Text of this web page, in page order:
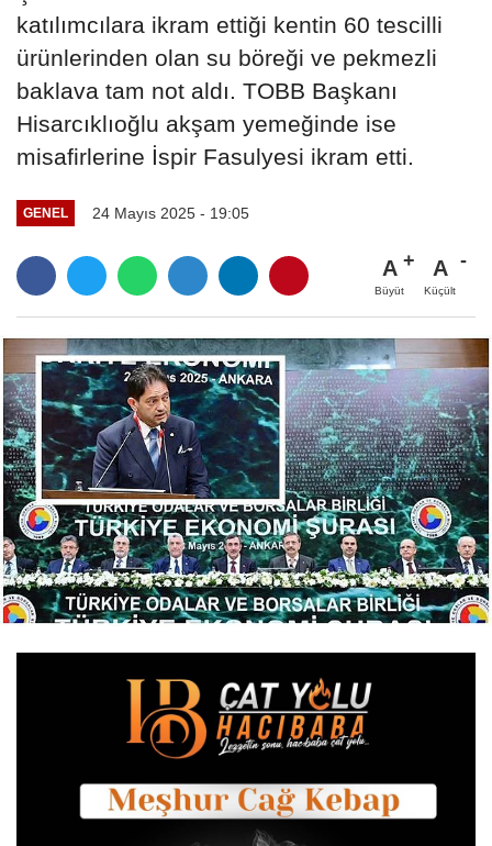
katılımcılara ikram ettiği kentin 60 tescilli
ürünlerinden olan su böreği ve pekmezli
baklava tam not aldı. TOBB Başkanı
Hisarcıklıoğlu akşam yemeğinde ise
misafirlerine İspir Fasulyesi ikram etti.
GENEL 24 Mayıs 2025 - 19:05
A
Büyüt
A
Küçült